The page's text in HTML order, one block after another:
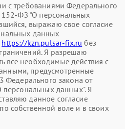
с требованиями Федерального
152-ФЗ "О персональных
выражаю свое согласие
данных
https://kzn.pulsar-fix.ru без
Я разрешаю
все необходимые действия с
предусмотренные
Федерального закона от
данных". Я
данное согласие
собственной воле и в своих